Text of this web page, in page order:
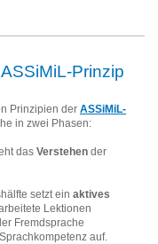
Prinzip
Prinzipien der ASSiMiL-
in zwei Phasen:
das Verstehen der
setzt ein aktives
Lektionen
Fremdsprache
auf.